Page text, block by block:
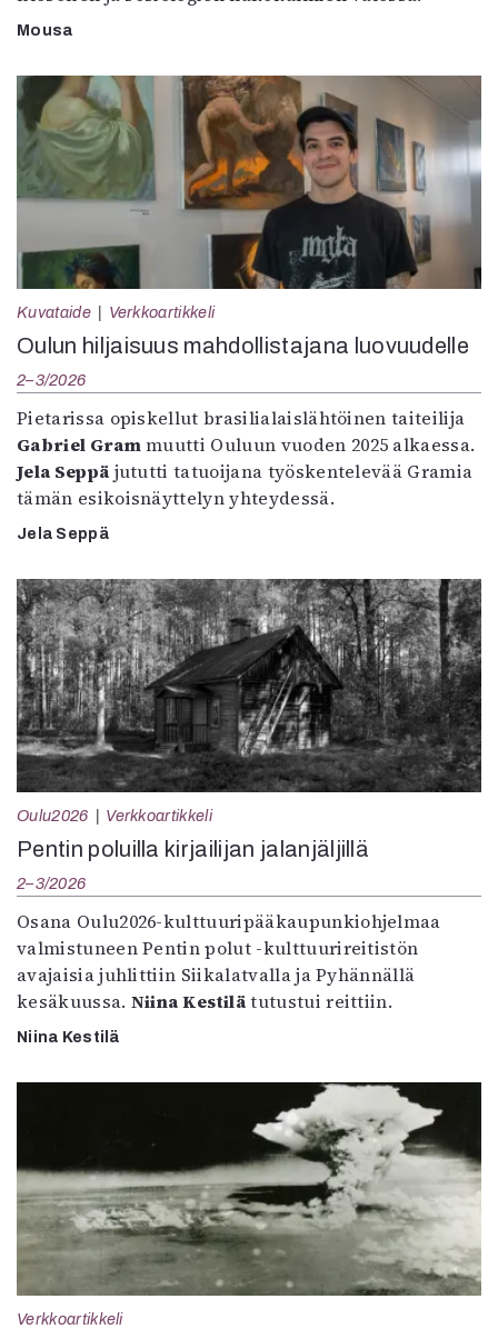
Mousa
Kuvataide Verkkoartikkeli
Oulun hiljaisuus mahdollistajana luovuudelle
2–3/2026
Pietarissa opiskellut brasilialaislähtöinen taiteilija
Gabriel Grammuutti Ouluun vuoden 2025 alkaessa.
Jela Seppä jututti tatuoijana työskentelevää Gramia
tämän esikoisnäyttelyn yhteydessä.
Jela Seppä
Oulu2026 Verkkoartikkeli
Pentin poluilla kirjailijan jalanjäljillä
2–3/2026
Osana Oulu2026-kulttuuripääkaupunkiohjelmaa
valmistuneen Pentin polut -kulttuurireitistön
avajaisia juhlittiin Siikalatvalla ja Pyhännällä
kesäkuussa. Niina Kestilätutustui reittiin.
Niina Kestilä
Verkkoartikkeli